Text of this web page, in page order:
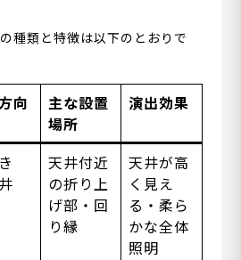
種類と特徴は以下のとおりで
向
主な設置
場所
演出効果
天井付近
の折り上
げ部・回
り縁
天井が高
く見え
る・柔ら
かな全体
照明